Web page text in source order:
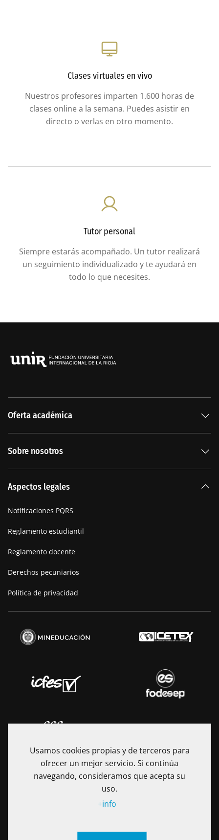
Clases virtuales en vivo
Nuestros profesores imparten 1.600 horas de
clases online a la semana. Puedes asistir en
directo o verlas en otro momento.
Tutor personal
Siempre estarás acompañado. Un tutor realizará
un seguimiento individualizado y te ayudará en
todo lo que necesites.
Oferta académica
Sobre nosotros
Manifiesto
Aspectos legales
Notificaciones PQRS
Reglamento estudiantil
Reglamento docente
Derechos pecuniarios
Política de privacidad
La Fundación Universitaria Internacional de La Rioja - UNIR es
inspección y vigilancia del Ministerio de Educación Nacional
Usamos cookies propias y de terceros para
ofrecer un mejor servicio. Si continúa
navegando, consideramos que acepta su
uso.
+info